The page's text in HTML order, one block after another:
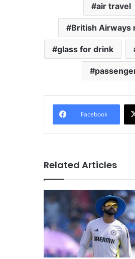
air travel
British Airways
glass for drink
Facebook
Related Articles